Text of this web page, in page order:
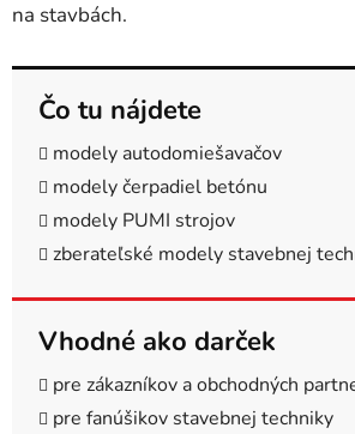
na stavbách.
Čo tu nájdete
modely autodomiešavačov
modely čerpadiel betónu
modely PUMI strojov
zberateľské modely stavebnej
Vhodné ako darček
pre zákazníkov a obchodných
pre fanúšikov stavebnej techniky